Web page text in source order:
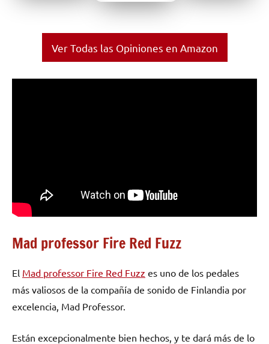
Ver Todas las Opiniones en Amazon
Mad professor Fire Red Fuzz
El Mad professor Fire Red Fuzz es uno de los pedales
más valiosos de la compañía de sonido de Finlandia por
excelencia, Mad Professor.
Están excepcionalmente bien hechos, y te dará más de lo